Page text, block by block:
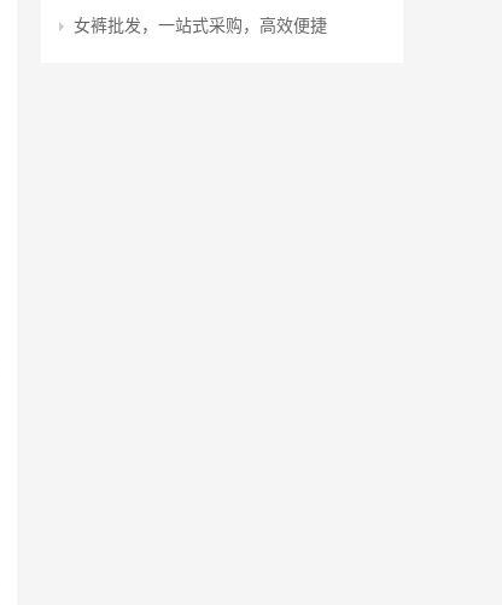
女裤批发，一站式采购，高效便捷